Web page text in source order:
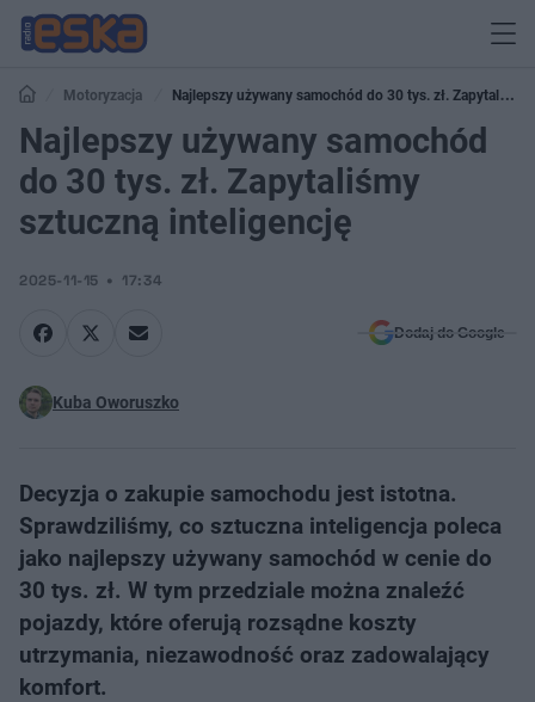
Motoryzacja
Najlepszy używany samochód do 30 tys. zł. Zapytaliśmy
sztuczną inteligencję
Najlepszy używany samochód
do 30 tys. zł. Zapytaliśmy
sztuczną inteligencję
2025-11-15 17:34
Dodaj do Google
Kuba Oworuszko
Decyzja o zakupie samochodu jest istotna.
Sprawdziliśmy, co sztuczna inteligencja poleca
jako najlepszy używany samochód w cenie do
30 tys. zł. W tym przedziale można znaleźć
pojazdy, które oferują rozsądne koszty
utrzymania, niezawodność oraz zadowalający
komfort.